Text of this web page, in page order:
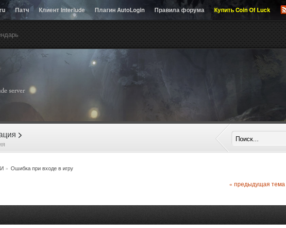
Патч Клиент Interlude Плагин AutoLogin Правила форума Купить Coin Of Luck
>
» Ошибка при входе в игру
« предыдущая тема